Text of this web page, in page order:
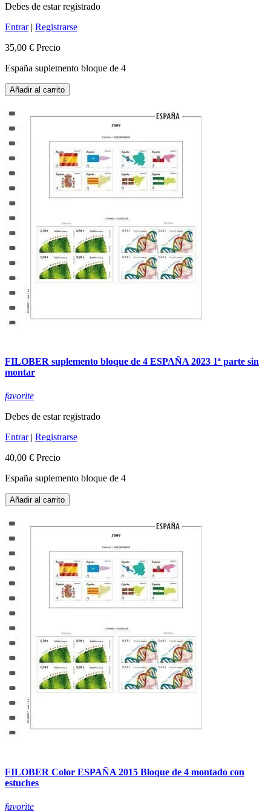
Debes de estar registrado
Entrar| Registrarse
35,00 € Precio
España suplemento bloque de 4
Añadir al carrito
FILOBER suplemento bloque de 4 ESPAÑA 2023 1ª parte sin
montar
favorite
Debes de estar registrado
Entrar| Registrarse
40,00 € Precio
España suplemento bloque de 4
Añadir al carrito
FILOBER Color ESPAÑA 2015 Bloque de 4 montado con
estuches
favorite